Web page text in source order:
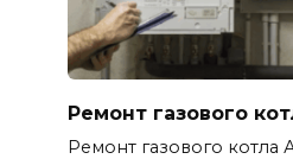
Ремонт газового
Ремонт газового котла